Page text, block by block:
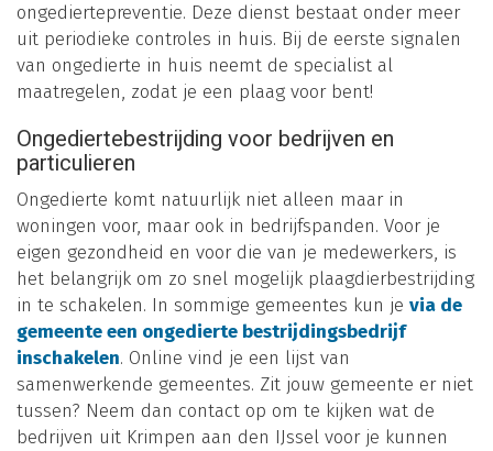
ongediertepreventie. Deze dienst bestaat onder meer
uit periodieke controles in huis. Bij de eerste signalen
van ongedierte in huis neemt de specialist al
maatregelen, zodat je een plaag voor bent!
Ongediertebestrijding voor bedrijven en
particulieren
Ongedierte komt natuurlijk niet alleen maar in
woningen voor, maar ook in bedrijfspanden. Voor je
eigen gezondheid en voor die van je medewerkers, is
het belangrijk om zo snel mogelijk plaagdierbestrijding
in te schakelen. In sommige gemeentes kun je via de
gemeente een ongedierte bestrijdingsbedrijf
inschakelen. Online vind je een lijst van
samenwerkende gemeentes. Zit jouw gemeente er niet
tussen? Neem dan contact op om te kijken wat de
bedrijven uit Krimpen aan den IJssel voor je kunnen